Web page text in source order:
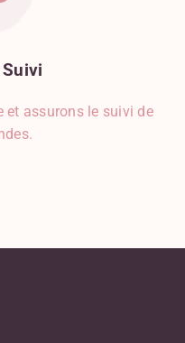
Suivi
et assurons le suivi de